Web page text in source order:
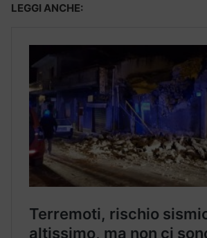
LEGGI ANCHE: